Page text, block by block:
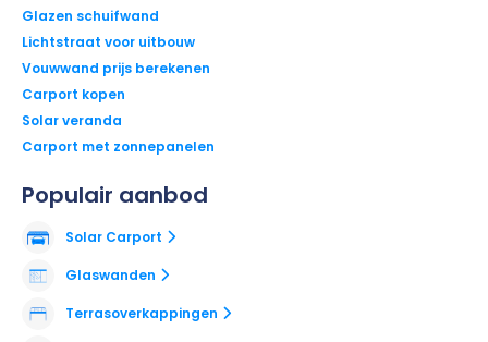
Populair aanbod
Solar Carport
Glaswanden
Terrasoverkappingen
Glazen schuifwand
Lichtstraat voor uitbouw
Vouwwand prijs berekenen
Carport kopen
Solar veranda
Carport met zonnepanelen